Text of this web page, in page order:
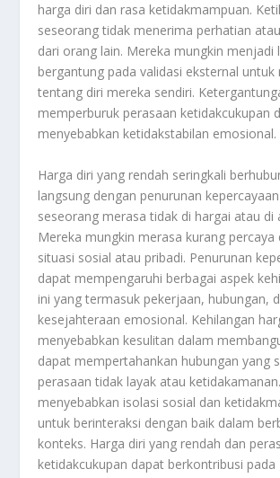
harga diri dan rasa ketidakmampuan.
seseorang tidak menerima perhatian
dari orang lain. Mereka mungkin menjadi
bergantung pada validasi eksternal untuk
tentang diri mereka sendiri.
memperburuk perasaan ketidakcukupan
menyebabkan ketidakstabilan emosional.
Harga diri yang rendah seringkali
langsung dengan penurunan kepercayaan
seseorang merasa tidak di hargai atau di
Mereka mungkin merasa kurang percaya
situasi sosial atau pribadi. Penurunan
dapat mempengaruhi berbagai aspek
ini yang termasuk pekerjaan, hubungan,
kesejahteraan emosional. Kehilangan
menyebabkan kesulitan dalam
dapat mempertahankan hubungan yang
perasaan tidak layak atau
menyebabkan isolasi sosial dan
untuk berinteraksi dengan baik dalam
konteks. Harga diri yang rendah dan
ketidakcukupan dapat berkontribusi pada